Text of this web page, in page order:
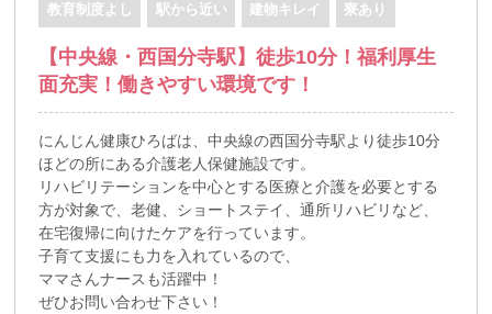
教育制度よし 駅から近い 建物キレイ 寮あり
【中央線・西国分寺駅】徒歩10分！福利厚生
面充実！働きやすい環境です！
にんじん健康ひろばは、中央線の西国分寺駅より徒歩10分
ほどの所にある介護老人保健施設です。
リハビリテーションを中心とする医療と介護を必要とする
方が対象で、老健、ショートステイ、通所リハビリなど、
在宅復帰に向けたケアを行っています。
子育て支援にも力を入れているので、
ママさんナースも活躍中！
ぜひお問い合わせ下さい！